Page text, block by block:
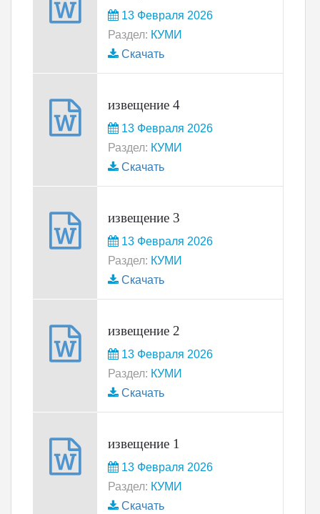
13 Февраля 2026
Раздел: КУМИ
Скачать
извещение 4
13 Февраля 2026
Раздел: КУМИ
Скачать
извещение 3
13 Февраля 2026
Раздел: КУМИ
Скачать
извещение 2
13 Февраля 2026
Раздел: КУМИ
Скачать
извещение 1
13 Февраля 2026
Раздел: КУМИ
Скачать